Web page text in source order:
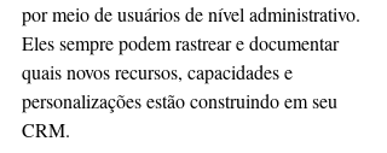
por meio de usuários de nível administrativo.
Eles sempre podem rastrear e documentar
quais novos recursos, capacidades e
personalizações estão construindo em seu
CRM.